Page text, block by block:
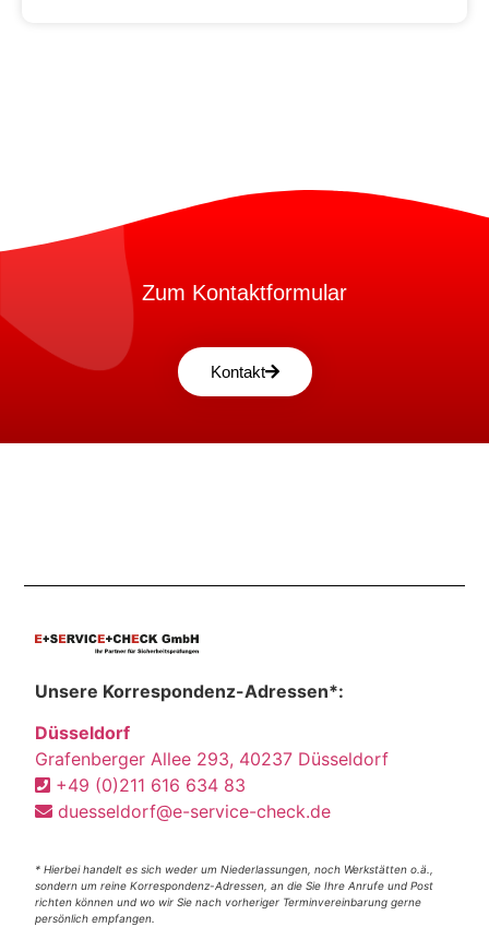
Zum Kontaktformular
Kontakt
Unsere Korrespondenz-Adressen*:
Düsseldorf
Grafenberger Allee 293, 40237 Düsseldorf
+49 (0)211 616 634 83
duesseldorf@e-service-check.de
* Hierbei handelt es sich weder um Niederlassungen, noch Werkstätten o.ä.,
sondern um reine Korrespondenz-Adressen, an die Sie Ihre Anrufe und Post
richten können und wo wir Sie nach vorheriger Terminvereinbarung gerne
persönlich empfangen.